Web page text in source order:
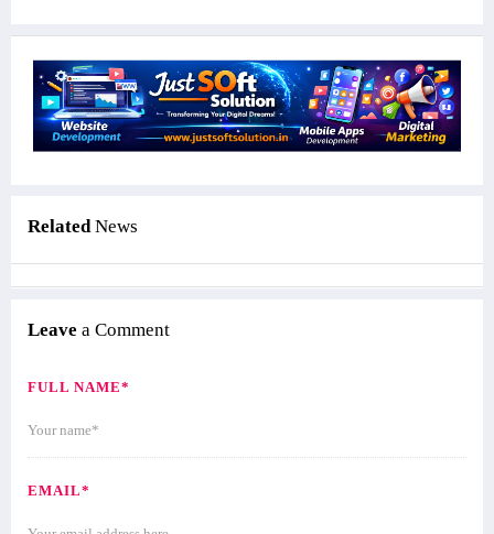
RelatedNews
Leave a Comment
FULL NAME*
EMAIL*